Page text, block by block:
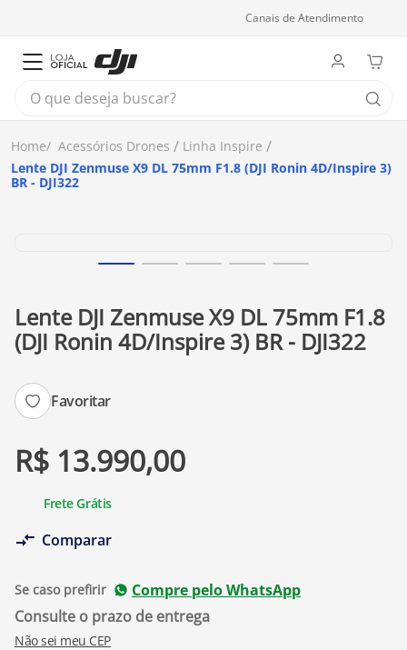
Canais de Atendimento
O que deseja buscar?
Acessórios Drones
Linha Inspire
Lente DJI Zenmuse X9 DL 75mm F1.8 (DJI Ronin 4D/Inspire 3)
BR - DJI322
Lente DJI Zenmuse X9 DL 75mm F1.8
(DJI Ronin 4D/Inspire 3) BR - DJI322
Favoritar
R$ 13.990,00
Frete Grátis
Comparar
Se caso prefirir Compre pelo WhatsApp
Não sei meu CEP